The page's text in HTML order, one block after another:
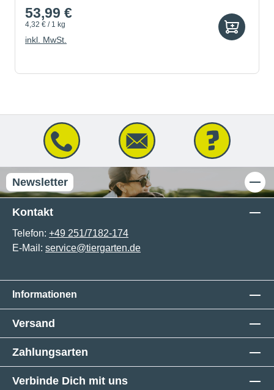
53,99 €
4,32 € / 1 kg
inkl. MwSt.
Newsletter
Kontakt
Telefon: +49 251/7182-174
E-Mail: service@tiergarten.de
Informationen
Versand
Zahlungsarten
Verbinde Dich mit uns